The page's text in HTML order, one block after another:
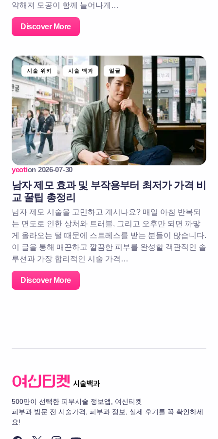
약해져 모공이 함께 늘어나게…
Discover More
시술 위키 시술 백과 얼굴
yeotion 2026-07-30
남자 제모 효과 및 부작용부터 최저가 가격 비
교 꿀팁 총정리
남자 제모 시술을 고민하고 계시나요? 매일 아침 반복되
는 면도로 인한 상처와 트러블, 그리고 오후만 되면 까맣
게 올라오는 털 때문에 스트레스를 받는 분들이 많습니다.
이 글을 통해 매끈하고 깔끔한 피부를 완성할 객관적인 솔
루션과 가장 합리적인 시술 가격…
Discover More
500만이 선택한 피부시술 정보앱, 여신티켓
피부과 방문 전 시술가격, 피부과 정보, 실제 후기를 꼭 확인하세
요!